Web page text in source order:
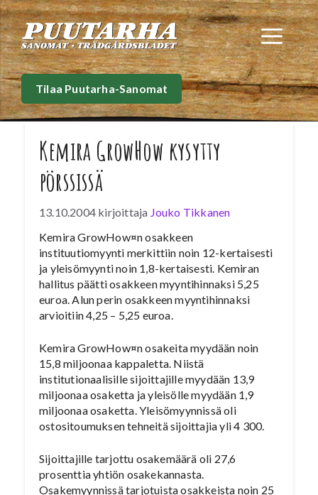
Siirry
sisältöön
Tilaa Puutarha-Sanomat
Kemira GrowHow kysytty
pörssissä
13.10.2004 kirjoittaja Jouko Tikkanen
Kemira GrowHow¤n osakkeen
instituutiomyynti merkittiin noin 12-kertaisesti
ja yleisömyynti noin 1,8-kertaisesti. Kemiran
hallitus päätti osakkeen myyntihinnaksi 5,25
euroa. Alun perin osakkeen myyntihinnaksi
arvioitiin 4,25 – 5,25 euroa.
Kemira GrowHow¤n osakeita myydään noin
15,8 miljoonaa kappaletta. Niistä
institutionaalisille sijoittajille myydään 13,9
miljoonaa osaketta ja yleisölle myydään 1,9
miljoonaa osaketta. Yleisömyynnissä oli
ostositoumuksen tehneitä sijoittajia yli 4 300.
Sijoittajille tarjottu osakemäärä oli 27,6
prosenttia yhtiön osakekannasta.
Osakemyynnissä tarjotuista osakkeista noin 25